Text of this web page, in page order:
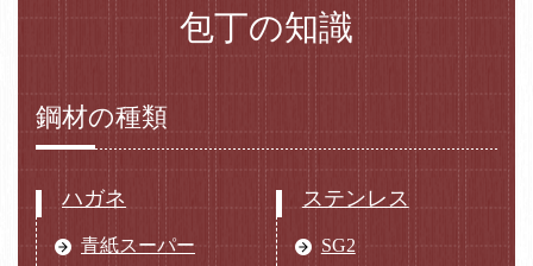
包丁の知識
鋼材の種類
ハガネ
青紙スーパー
ステンレス
SG2